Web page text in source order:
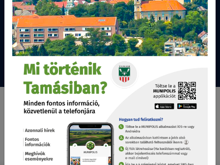
Választási információk
Tovább...